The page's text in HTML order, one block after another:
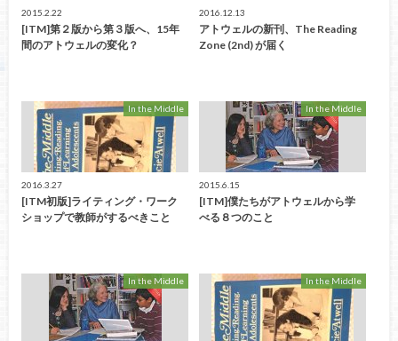
2015.2.22
[ITM]第２版から第３版へ、15年
間のアトウェルの変化？
2016.12.13
アトウェルの新刊、The Reading
Zone (2nd) が届く
In the Middle
2016.3.27
[ITM初版]ライティング・ワーク
ショップで教師がするべきこと
In the Middle
2015.6.15
[ITM]僕たちがアトウェルから学
べる８つのこと
In the Middle In the Middle